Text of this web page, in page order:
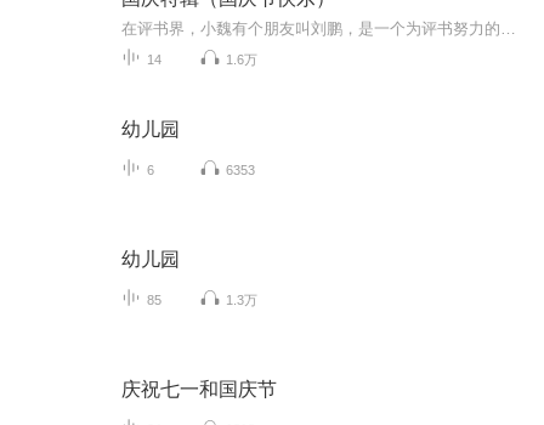
14 1.6万
幼儿园
6 6353
幼儿园
85 1.3万
庆祝七一和国庆节